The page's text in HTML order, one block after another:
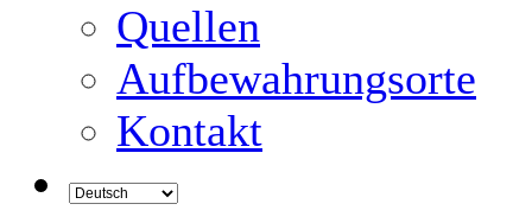
Quellen
Aufbewahrungsorte
Kontakt